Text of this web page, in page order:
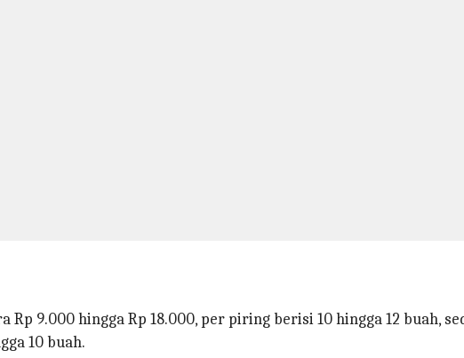
9.000 hingga Rp 18.000, per piring berisi 10 hingga 12 buah,
10 buah.